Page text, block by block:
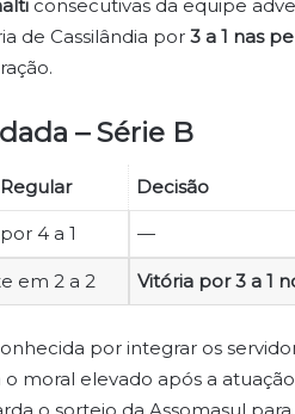
consecutivas da equipe
de Cassilândia por 3 a 1 nas
– Série B
Decisão
4 a 1 —
em 2 a 2 Vitória por 3 a 1
por integrar os
moral elevado após a